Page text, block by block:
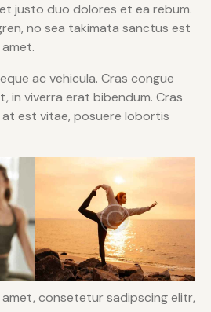
justo duo dolores et ea rebum.
no sea takimata sanctus est
ac vehicula. Cras congue
in viverra erat bibendum. Cras
est vitae, posuere lobortis
consetetur sadipscing elitr,